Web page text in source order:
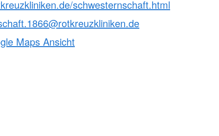
Sprungbrett gGmbH?
Sozialberatung
Hose"
schwesternschaft.html
Maps Ansicht